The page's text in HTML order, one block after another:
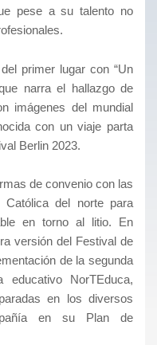
pese a su talento no
primer lugar con “Un
narra el hallazgo de
imágenes del mundial
con un viaje parta
Berlin 2023.
de convenio con las
Católica del norte para
en torno al litio. En
versión del Festival de
de la segunda
educativo NorTEduca,
en los diversos
en su Plan de